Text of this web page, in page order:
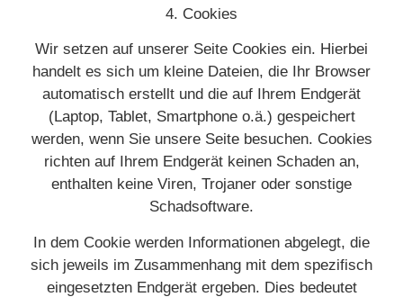
4. Cookies
Wir setzen auf unserer Seite Cookies ein. Hierbei
handelt es sich um kleine Dateien, die Ihr Browser
automatisch erstellt und die auf Ihrem Endgerät
(Laptop, Tablet, Smartphone o.ä.) gespeichert
werden, wenn Sie unsere Seite besuchen. Cookies
richten auf Ihrem Endgerät keinen Schaden an,
enthalten keine Viren, Trojaner oder sonstige
Schadsoftware.
In dem Cookie werden Informationen abgelegt, die
sich jeweils im Zusammenhang mit dem spezifisch
eingesetzten Endgerät ergeben. Dies bedeutet